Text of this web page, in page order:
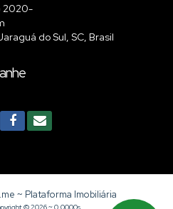
2020-
do Sul SC Brasil
~ Plataforma Imobiliária
© 2026 ~ 0.0000s